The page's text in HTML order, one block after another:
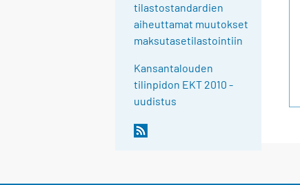
tilastostandardien
aiheuttamat muutokset
maksutasetilastointiin
Kansantalouden
tilinpidon EKT 2010 -
uudistus